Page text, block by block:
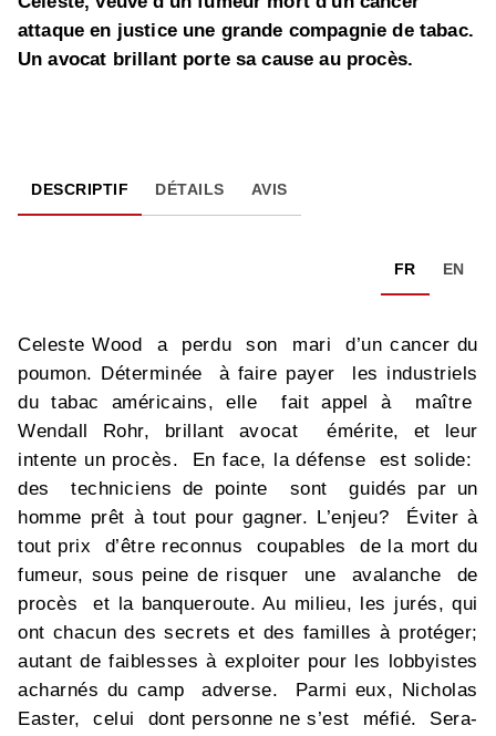
attaque en justice une grande compagnie de tabac.
Un avocat brillant porte sa cause au procès.
DESCRIPTIF DÉTAILS AVIS
FR EN
Celeste Wood a perdu son mari d’un cancer du
poumon. Déterminée à faire payer les industriels
du tabac américains, elle fait appel à maître
Wendall Rohr, brillant avocat émérite, et leur
intente un procès. En face, la défense est solide:
des techniciens de pointe sont guidés par un
homme prêt à tout pour gagner. L’enjeu? Éviter à
tout prix d’être reconnus coupables de la mort du
fumeur, sous peine de risquer une avalanche de
procès et la banqueroute. Au milieu, les jurés, qui
ont chacun des secrets et des familles à protéger;
autant de faiblesses à exploiter pour les lobbyistes
acharnés du camp adverse. Parmi eux, Nicholas
Easter, celui dont personne ne s’est méfié. Sera-